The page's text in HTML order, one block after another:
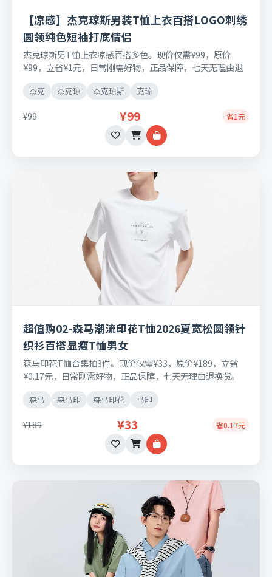
【凉感】杰克琼斯男装T恤上衣百搭LOGO刺绣
圆领纯色短袖打底情侣
杰克琼斯男T恤上衣凉感百搭多色。现价仅需¥99，原价
¥99，立省¥1元，日常刚需好物，正品保障，七天无理由退
杰克 杰克琼 杰克琼斯 克琼
¥99 ¥99 省1元
超值购02-森马潮流印花T恤2026夏宽松圆领针
织衫百搭显瘦T恤男女
森马印花T恤合集拍3件。现价仅需¥33，原价¥189，立省
¥0.17元，日常刚需好物，正品保障，七天无理由退换货。
森马 森马印 森马印花 马印
¥189 ¥33 省0.17元